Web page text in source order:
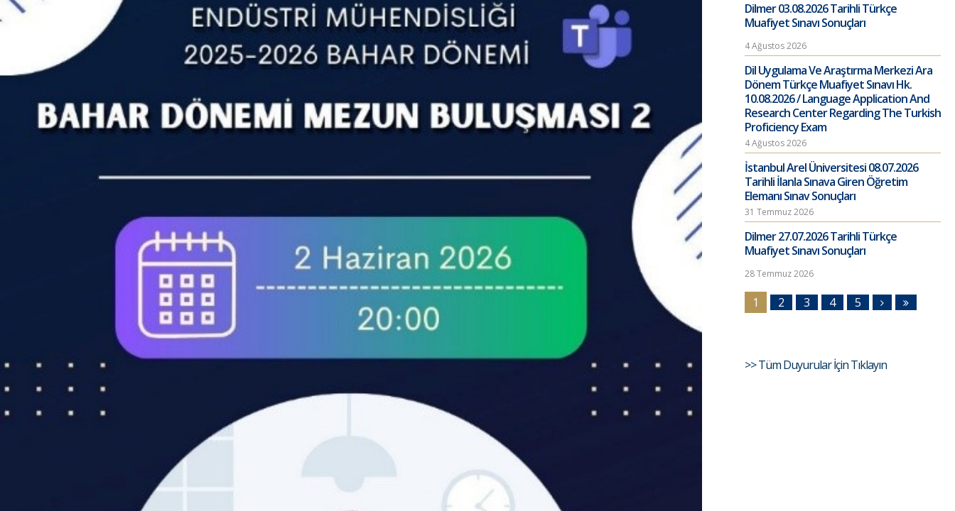
Dilmer 03.08.2026 Tarihli Türkçe
Muafiyet Sınavı Sonuçları
4 Ağustos 2026
Dil Uygulama Ve Araştırma Merkezi Ara
Dönem Türkçe Muafiyet Sınavı Hk.
10.08.2026 / Language Application And
Research Center Regarding The Turkish
Proficiency Exam
4 Ağustos 2026
İstanbul Arel Üniversitesi 08.07.2026
Tarihli İlanla Sınava Giren Öğretim
Elemanı Sınav Sonuçları
31 Temmuz 2026
Dilmer 27.07.2026 Tarihli Türkçe
Muafiyet Sınavı Sonuçları
28 Temmuz 2026
1 2 3 4 5
>> Tüm Duyurular İçin Tıklayın